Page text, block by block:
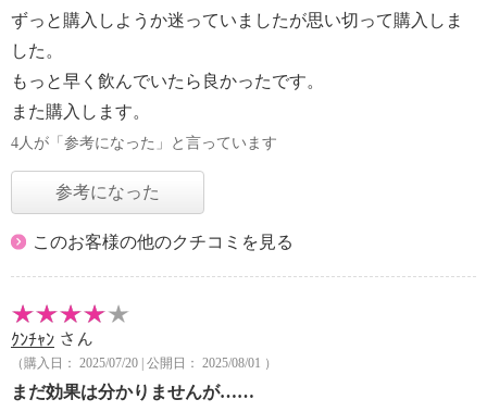
ずっと購入しようか迷っていましたが思い切って購入しま
した。
もっと早く飲んでいたら良かったです。
また購入します。
4人が「参考になった」と言っています
参考になった
このお客様の他のクチコミを見る
ｸﾝﾁｬﾝ さん
（購入日： 2025/07/20 | 公開日： 2025/08/01 ）
まだ効果は分かりませんが……